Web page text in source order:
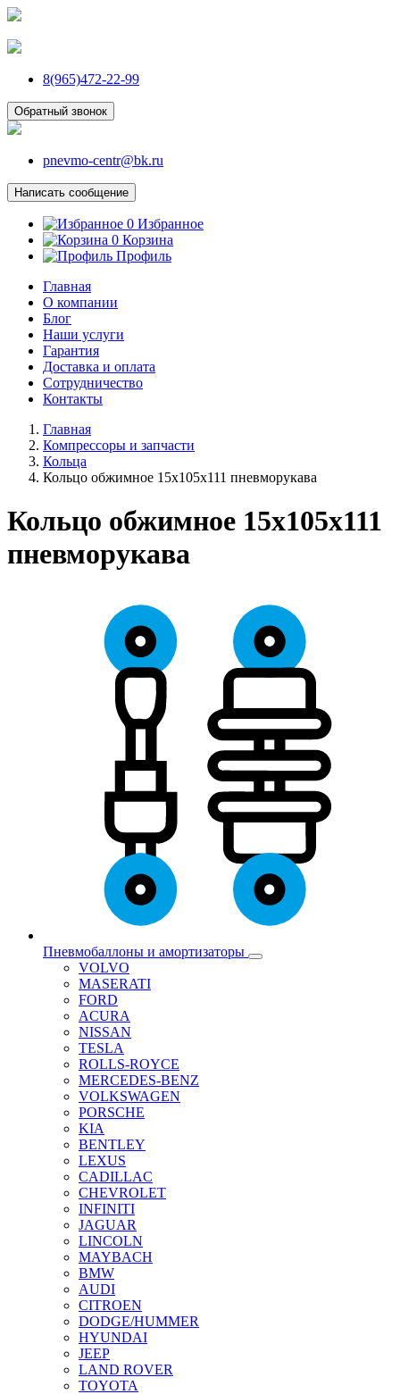
8(965)472-22-99
Обратный звонок
pnevmo-centr@bk.ru
Написать сообщение
0 Избранное
0 Корзина
Профиль
Главная
О компании
Блог
Наши услуги
Гарантия
Доставка и оплата
Сотрудничество
Контакты
Главная
Компрессоры и запчасти
Кольца
Кольцо обжимное 15х105х111 пневморукава
Кольцо обжимное 15х105х111
пневморукава
Пневмобаллоны и амортизаторы
VOLVO
MASERATI
FORD
ACURA
NISSAN
TESLA
ROLLS-ROYCE
MERCEDES-BENZ
VOLKSWAGEN
PORSCHE
KIA
BENTLEY
LEXUS
CADILLAC
CHEVROLET
INFINITI
JAGUAR
LINCOLN
MAYBACH
BMW
AUDI
CITROEN
DODGE/HUMMER
HYUNDAI
JEEP
LAND ROVER
TOYOTA